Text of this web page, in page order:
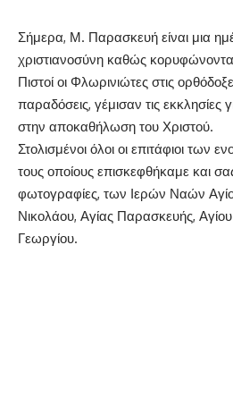
Σήμερα, Μ. Παρασκευή είναι μια
χριστιανοσύνη καθώς
Πιστοί οι Φλωρινιώτες στις
παραδόσεις, γέμισαν τις εκκλησίες
στην αποκαθήλωση του Χριστού.
Στολισμένοι όλοι οι επιτάφιοι των
τους οποίους επισκεφθήκαμε και
φωτογραφίες, των Ιερών Ναών
Νικολάου, Αγίας Παρασκευής,
Γεωργίου.